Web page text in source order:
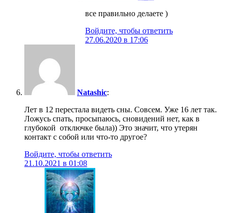
все правильно делаете )
Войдите, чтобы ответить
27.06.2020 в 17:06
Natashic:
Лет в 12 перестала видеть сны. Совсем. Уже 16 лет так.
Ложусь спать, просыпаюсь, сновидений нет, как в
глубокой отключке была)) Это значит, что утерян
контакт с собой или что-то другое?
Войдите, чтобы ответить
21.10.2021 в 01:08